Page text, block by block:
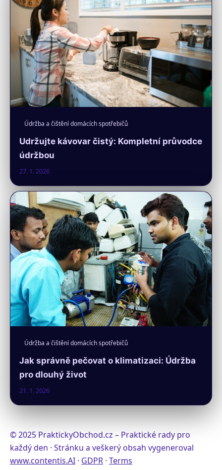
Údržba a čištění domácích spotřebičů
Udržujte kávovar čistý: Kompletní průvodce
údržbou
27. 1. 2026
Údržba a čištění domácích spotřebičů
Jak správně pečovat o klimatizaci: Údržba
pro dlouhý život
21. 1. 2026
© 2025 PraktickyObchod.cz – Praktické rady pro
každý den · Stránku a veškerý obsah vygeneroval
www.contentis.AI · GDPR · Terms